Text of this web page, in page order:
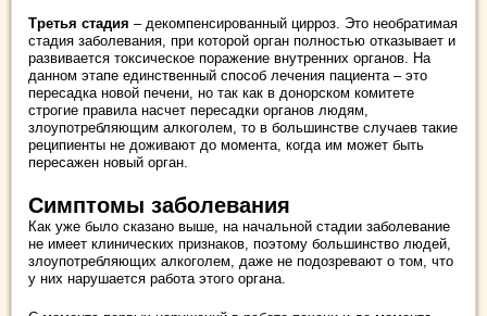
Третья стадия – декомпенсированный цирроз. Это необратимая
стадия заболевания, при которой орган полностью отказывает и
развивается токсическое поражение внутренних органов. На
данном этапе единственный способ лечения пациента – это
пересадка новой печени, но так как в донорском комитете
строгие правила насчет пересадки органов людям,
злоупотребляющим алкоголем, то в большинстве случаев такие
реципиенты не доживают до момента, когда им может быть
пересажен новый орган.
Симптомы заболевания
Как уже было сказано выше, на начальной стадии заболевание
не имеет клинических признаков, поэтому большинство людей,
злоупотребляющих алкоголем, даже не подозревают о том, что
у них нарушается работа этого органа.